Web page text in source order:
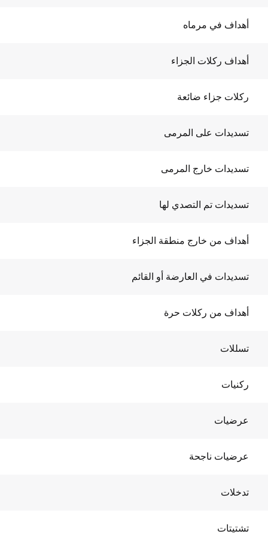
أهداف في مرماه
أهداف ركلات الجزاء
ركلات جزاء ضائعة
تسديدات على المرمى
تسديدات خارج المرمى
تسديدات تم التصدي لها
أهداف من خارج منطقة الجزاء
تسديدات في العارضة أو القائم
أهداف من ركلات حرة
تسللات
ركنيات
عرضيات
عرضيات ناجحة
تدخلات
تشتيتات